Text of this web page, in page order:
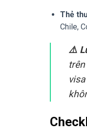
Thẻ
Chile,
⚠️